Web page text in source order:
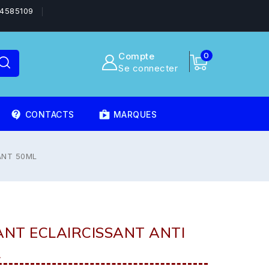
Compte
Se connecter
0
contact_support CONTACTS shoppingmode
MARQUES
50ML
ECLAIRCISSANT ANTI